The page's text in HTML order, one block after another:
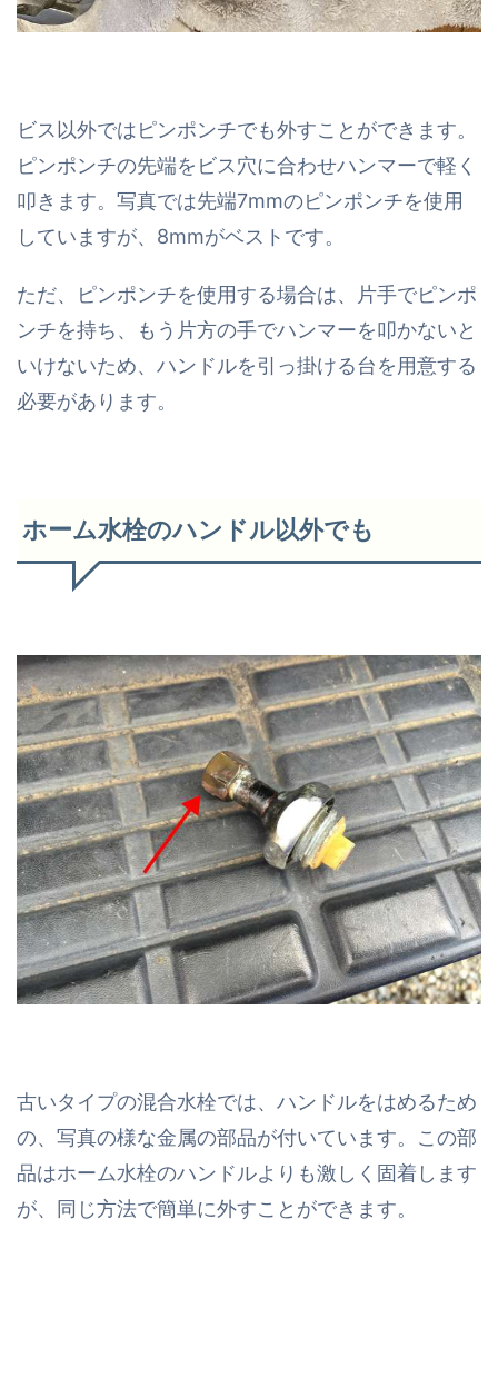
ビス以外ではピンポンチでも外すことができます。
ピンポンチの先端をビス穴に合わせハンマーで軽く
叩きます。写真では先端7mmのピンポンチを使用
していますが、8mmがベストです。
ただ、ピンポンチを使用する場合は、片手でピンポ
ンチを持ち、もう片方の手でハンマーを叩かないと
いけないため、ハンドルを引っ掛ける台を用意する
必要があります。
ホーム水栓のハンドル以外でも
古いタイプの混合水栓では、ハンドルをはめるため
の、写真の様な金属の部品が付いています。この部
品はホーム水栓のハンドルよりも激しく固着します
が、同じ方法で簡単に外すことができます。